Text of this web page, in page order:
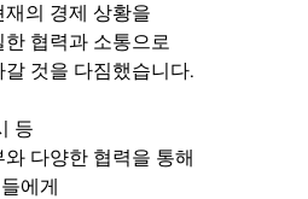
재의 경제 상황을
한 협력과 소통으로
갈 것을 다짐했습니다.
등
와 다양한 협력을 통해
에게